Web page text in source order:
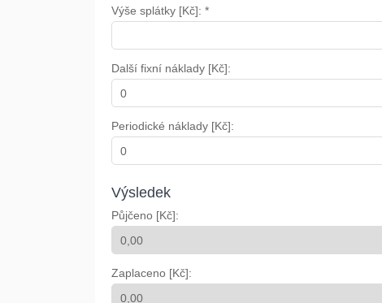
Výše splátky [Kč]: *
Další fixní náklady [Kč]:
Periodické náklady [Kč]:
Výsledek
Půjčeno [Kč]:
Zaplaceno [Kč]: